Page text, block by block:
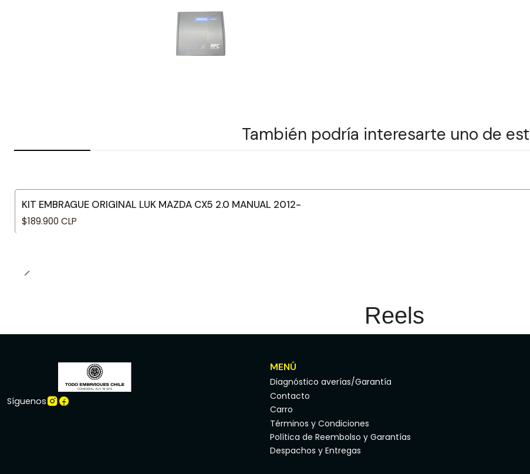
También podría interesarte uno de
KIT EMBRAGUE ORIGINAL LUK MAZDA CX5 2.0 MANUAL 2012-
$189.900 CLP
Reels
Síguenos
MENÚ
Diagnóstico averías/Garantía
Contacto
Carro
Términos y Condiciones
Política de Reembolso y Garantías
Despachos y Entregas